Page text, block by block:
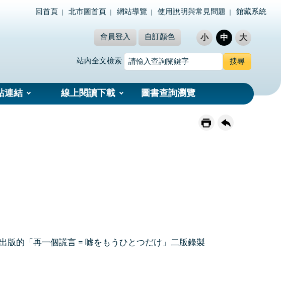
回首頁 北市圖首頁 網站導覽 使用說明與常見問題 館藏系統
會員登入 自訂顏色 小 中 大
站內全文檢索
連結 線上閱讀下載 圖書查詢瀏覽
版的「再一個謊言 = 嘘をもうひとつだけ」二版錄製